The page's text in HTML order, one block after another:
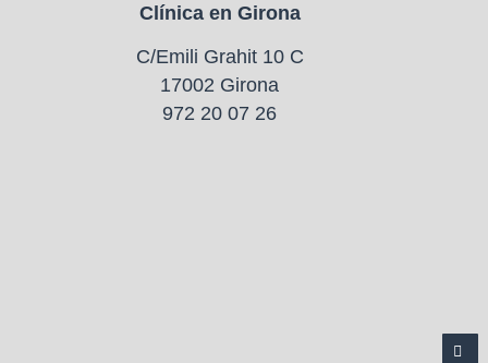
Clínica en Girona
C/Emili Grahit 10 C
17002 Girona
972 20 07 26